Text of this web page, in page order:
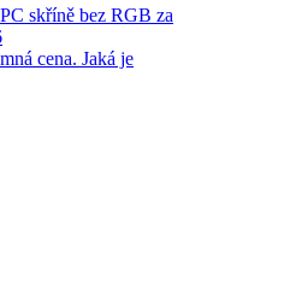
skříně bez RGB za
cena. Jaká je